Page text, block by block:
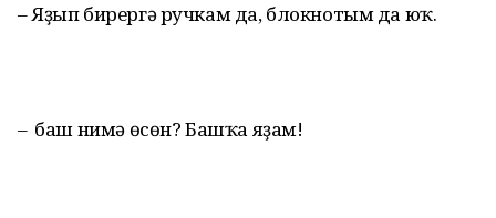
– Яҙып бирергә ручкам да, блокнотым да юҡ.
– Ә баш нимә өсөн? Башҡа яҙам!